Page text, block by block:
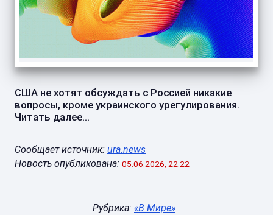
США не хотят обсуждать с Россией никакие
вопросы, кроме украинского урегулирования.
Читать далее...
Сообщает источник: ura.news
Новость опубликована: 05.06.2026, 22:22
Рубрика: «В Мире»